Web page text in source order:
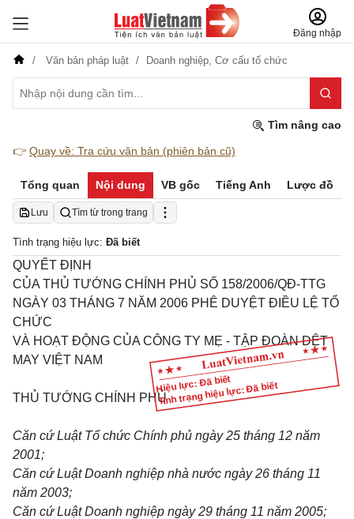
Đăng nhập
Văn bản pháp luật Doanh nghiệp, Cơ cấu tổ chức
Tìm nâng cao
👉 Quay về: Tra cứu văn bản (phiên bản cũ)
Tổng quan Nội dung VB gốc Tiếng Anh Lược đồ
Lưu Tìm từ trong trang
Tình trạng hiệu lực: Đã biết
Hiệu lực: Đã biết
Tình trạng hiệu lực: Đã biết
QUYẾT ĐỊNH
CỦA THỦ TƯỚNG CHÍNH PHỦ SỐ 158/2006/QĐ-TTG
NGÀY 03 THÁNG 7 NĂM 2006 PHÊ DUYỆT ĐIỀU LỆ TỔ
CHỨC
VÀ HOẠT ĐỘNG CỦA CÔNG TY MẸ - TẬP ĐOÀN DỆT
MAY VIỆT NAM
THỦ TƯỚNG CHÍNH PHỦ
Căn cứ Luật Tổ chức Chính phủ ngày 25 tháng 12 năm
2001;
Căn cứ Luật Doanh nghiệp nhà nước ngày 26 tháng 11
năm 2003;
Căn cứ Luật Doanh nghiệp ngày 29 tháng 11 năm 2005;